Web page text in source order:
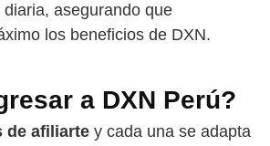
asegurando que
los beneficios de DXN.
a DXN Perú?
de afiliarte y cada una se adapta